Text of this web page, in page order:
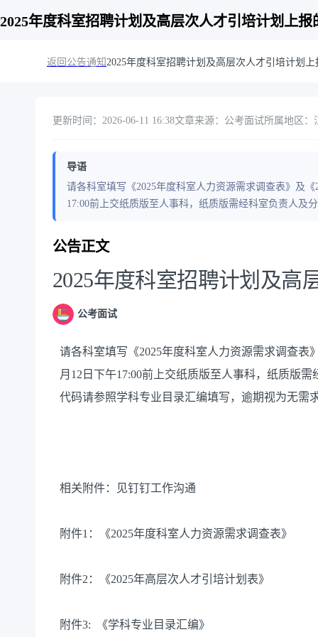
2025年度科室招聘计划及高层次人才引培计划上报
返回公告通知2025年度科室招聘计划及高层次人才引培计划上
更新时间：2026-06-11 16:38文章来源：公考面试所属地区：
导语
请各科室填写《2025年度科室人力资源需求调查表》及
17:00前上交纸质版至人事科，纸质版需经科室负责人及
公告正文
2025年度科室招聘计划及高
公考面试
请各科室填写《2025年度科室人力资源需求调查表
月12日下午17:00前上交纸质版至人事科，纸质版
代码请参照学科专业目录汇编填写，逾期视为无需
相关附件：见钉钉工作沟通
附件1：《2025年度科室人力资源需求调查表》
附件2：《2025年高层次人才引培计划表》
附件3: 《学科专业目录汇编》